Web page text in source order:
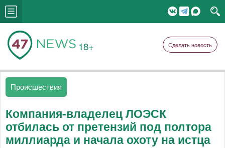
18+ Сделать новость
Происшествия
Компания-владелец ЛОЭСК
отбилась от претензий под полтора
миллиарда и начала охоту на истца